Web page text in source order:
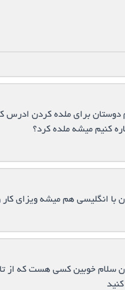
برای ملده کردن ادرس که
با انگلیسی هم میشه ویزای کار